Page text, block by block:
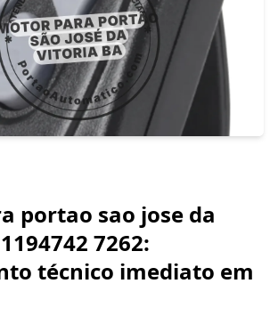
portao sao jose da
7262:
técnico imediato em